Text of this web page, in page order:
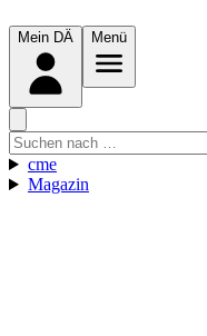
Mein DÄ Menü
cme
Magazin